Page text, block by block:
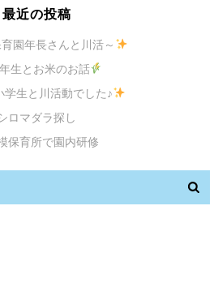
最近の投稿
園年長さんと川活～
生とお米のお話
学生と川活動でした♪
ロマダラ探し
保育所で園内研修